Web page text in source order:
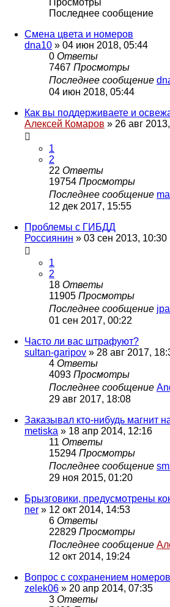
Последнее сообщение
Смена цвета и номеров
dna10 » 04 июн 2018, 05:44
0 Ответы
7467 Просмотры
Последнее сообщение
04 июн 2018, 05:44
Как вы поддерживаете и
Алексей Комаров » 26 авг
1
2
22 Ответы
19754 Просмотры
Последнее сообщение
12 дек 2017, 15:55
Проблемы с ГИБДД
Россиянин » 03 сен 2013, 10:30
1
2
18 Ответы
11905 Просмотры
Последнее сообщение
01 сен 2017, 00:22
Часто ли вас штрафуют?
sultan-garipov » 28 авг 2017,
4 Ответы
4093 Просмотры
Последнее сообщение
29 авг 2017, 18:08
Заказывал кто-нибудь магнит
metiska » 18 апр 2014, 12:16
11 Ответы
15294 Просмотры
Последнее сообщение
29 ноя 2015, 01:20
Брызговики, предусмотрены
ner » 12 окт 2014, 14:53
6 Ответы
22829 Просмотры
Последнее сообщение
12 окт 2014, 19:24
Вопрос с сохранением
zelek06 » 20 апр 2014, 07:35
3 Ответы